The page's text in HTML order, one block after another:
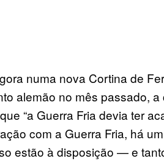
numa nova Cortina de
alemão no mês passado,
“a Guerra Fria devia ter
com a Guerra Fria, há
estão à disposição — e